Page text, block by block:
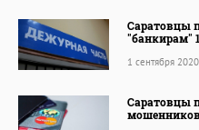
Саратовцы
"банкирам"
1 сентября 2020
Саратовцы
мошенников